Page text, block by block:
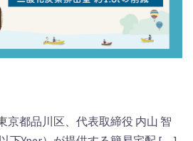
京都品川区、代表取締役 内⼭ 智